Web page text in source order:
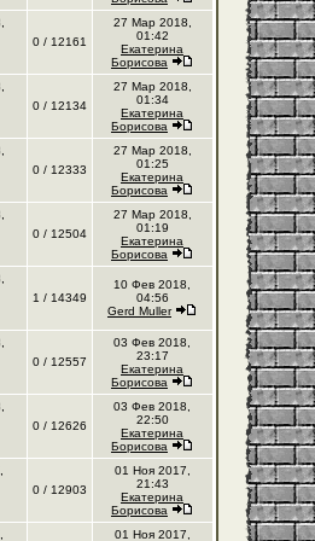
0 / 12161
27 Мар 2018,
01:42
Екатерина
Борисова
0 / 12134
27 Мар 2018,
01:34
Екатерина
Борисова
0 / 12333
27 Мар 2018,
01:25
Екатерина
Борисова
0 / 12504
27 Мар 2018,
01:19
Екатерина
Борисова
1 / 14349
10 Фев 2018,
04:56
Gerd Muller
0 / 12557
03 Фев 2018,
23:17
Екатерина
Борисова
0 / 12626
03 Фев 2018,
22:50
Екатерина
Борисова
0 / 12903
01 Ноя 2017,
21:43
Екатерина
Борисова
01 Ноя 2017,